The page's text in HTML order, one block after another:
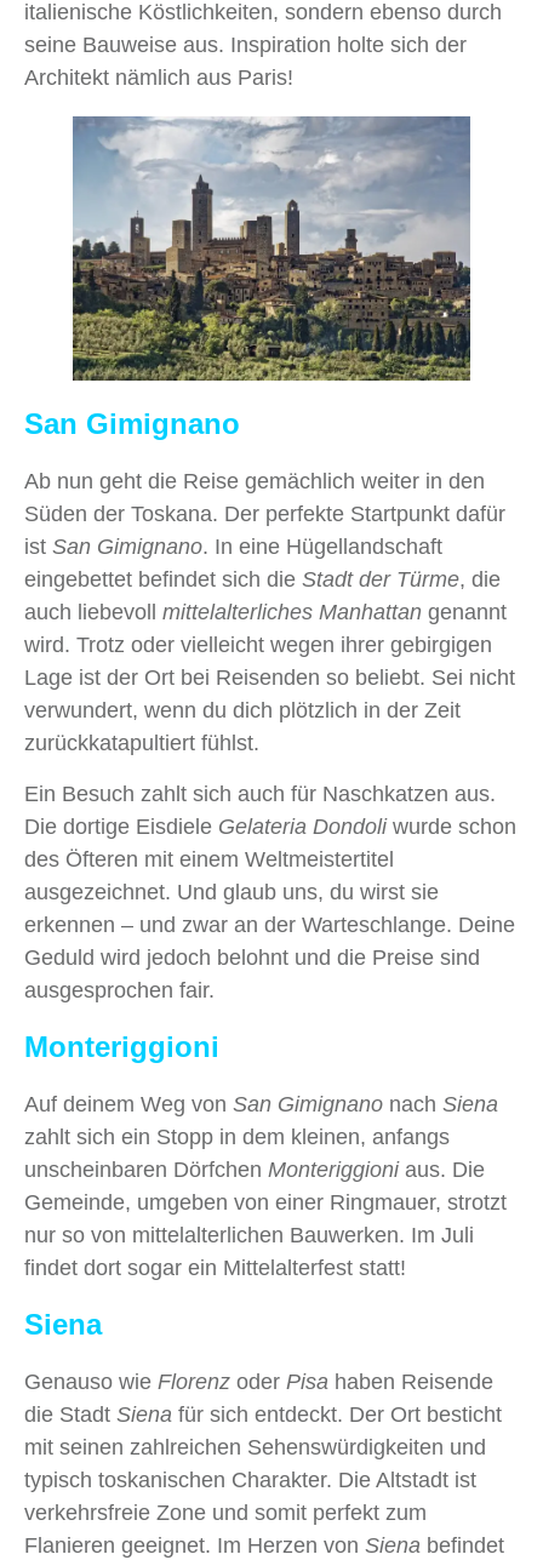
italienische Köstlichkeiten, sondern ebenso durch
seine Bauweise aus. Inspiration holte sich der
Architekt nämlich aus Paris!
San Gimignano
Ab nun geht die Reise gemächlich weiter in den
Süden der Toskana. Der perfekte Startpunkt dafür
ist San Gimignano. In eine Hügellandschaft
eingebettet befindet sich die Stadt der Türme, die
auch liebevoll mittelalterliches Manhattan genannt
wird. Trotz oder vielleicht wegen ihrer gebirgigen
Lage ist der Ort bei Reisenden so beliebt. Sei nicht
verwundert, wenn du dich plötzlich in der Zeit
zurückkatapultiert fühlst.
Ein Besuch zahlt sich auch für Naschkatzen aus.
Die dortige Eisdiele Gelateria Dondoli wurde schon
des Öfteren mit einem Weltmeistertitel
ausgezeichnet. Und glaub uns, du wirst sie
erkennen – und zwar an der Warteschlange. Deine
Geduld wird jedoch belohnt und die Preise sind
ausgesprochen fair.
Monteriggioni
Auf deinem Weg von San Gimignano nach Siena
zahlt sich ein Stopp in dem kleinen, anfangs
unscheinbaren Dörfchen Monteriggioni aus. Die
Gemeinde, umgeben von einer Ringmauer, strotzt
nur so von mittelalterlichen Bauwerken. Im Juli
findet dort sogar ein Mittelalterfest statt!
Siena
Genauso wie Florenz oder Pisa haben Reisende
die Stadt Siena für sich entdeckt. Der Ort besticht
mit seinen zahlreichen Sehenswürdigkeiten und
typisch toskanischen Charakter. Die Altstadt ist
verkehrsfreie Zone und somit perfekt zum
Flanieren geeignet. Im Herzen von Siena befindet